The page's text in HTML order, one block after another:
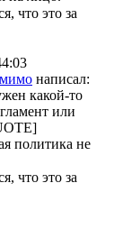
что это за
написал:
какой-то
или
политика не
что это за